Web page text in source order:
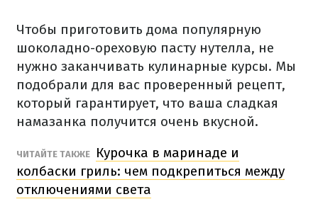
Чтобы приготовить дома популярную
шоколадно-ореховую пасту нутелла, не
нужно заканчивать кулинарные курсы. Мы
подобрали для вас проверенный рецепт,
который гарантирует, что ваша сладкая
намазанка получится очень вкусной.
ЧИТАЙТЕ ТАКЖЕ
Курочка в маринаде и
колбаски гриль: чем подкрепиться между
отключениями света